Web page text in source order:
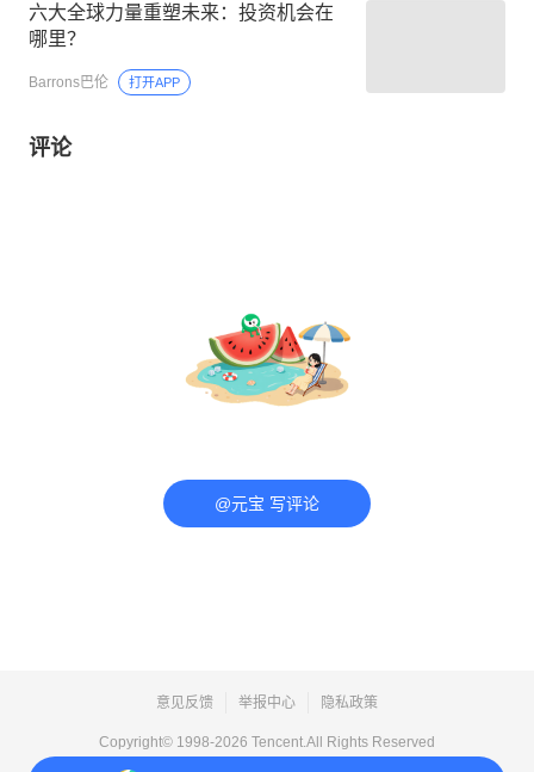
六大全球力量重塑未来：投资机会在
哪里？
Barrons巴伦 打开APP
评论
@元宝 写评论
意见反馈 举报中心 隐私政策
Copyright© 1998-2026 Tencent.All Rights Reserved